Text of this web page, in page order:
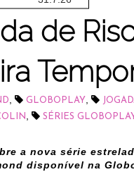
de
, GLOBOPLAY,
, SÉRIES
a nova série
disponível na